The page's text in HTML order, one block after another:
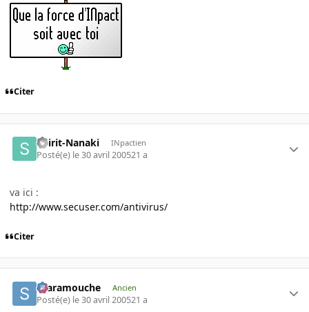
Citer
Spirit-Nanaki INpactien
Posté(e) le 30 avril 200521 a
va ici :
http://www.secuser.com/antivirus/
Citer
Scaramouche Ancien
Posté(e) le 30 avril 200521 a